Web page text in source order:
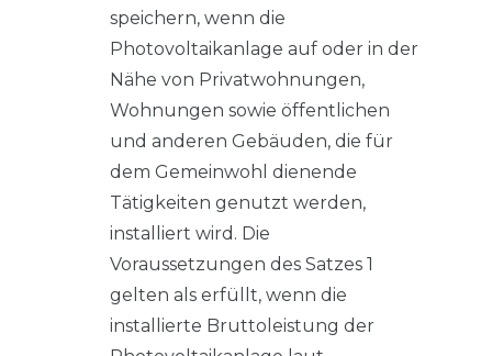
speichern, wenn die
Photovoltaikanlage auf oder in der
Nähe von Privatwohnungen,
Wohnungen sowie öffentlichen
und anderen Gebäuden, die für
dem Gemeinwohl dienende
Tätigkeiten genutzt werden,
installiert wird. Die
Voraussetzungen des Satzes 1
gelten als erfüllt, wenn die
installierte Bruttoleistung der